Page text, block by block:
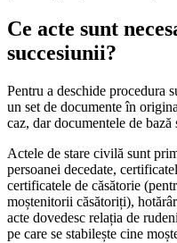
Ce acte sunt
succesiunii?
Pentru a deschide procedura
un set de documente în
caz, dar documentele de bază
Actele de stare civilă sunt
persoanei decedate,
certificatele de căsătorie
moștenitorii căsătoriți),
acte dovedesc relația de
pe care se stabilește cine